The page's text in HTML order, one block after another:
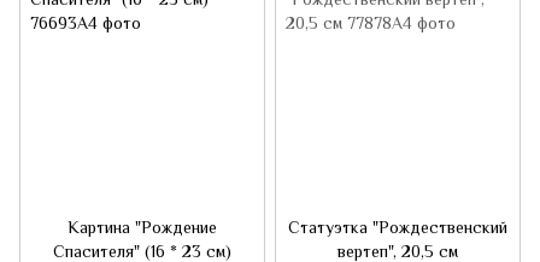
Картина "Рождение
Спасителя" (16 * 23 см)
Статуэтка "Рождественский
вертеп", 20,5 см